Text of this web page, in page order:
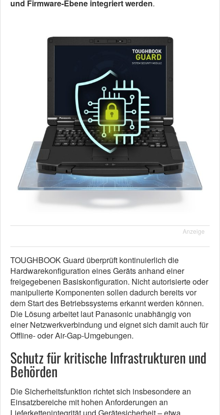
und Firmware-Ebene integriert werden.
Anzeige
TOUGHBOOK Guard überprüft kontinuierlich die
Hardwarekonfiguration eines Geräts anhand einer
freigegebenen Basiskonfiguration. Nicht autorisierte oder
manipulierte Komponenten sollen dadurch bereits vor
dem Start des Betriebssystems erkannt werden können.
Die Lösung arbeitet laut Panasonic unabhängig von
einer Netzwerkverbindung und eignet sich damit auch für
Offline- oder Air-Gap-Umgebungen.
Schutz für kritische Infrastrukturen und
Behörden
Die Sicherheitsfunktion richtet sich insbesondere an
Einsatzbereiche mit hohen Anforderungen an